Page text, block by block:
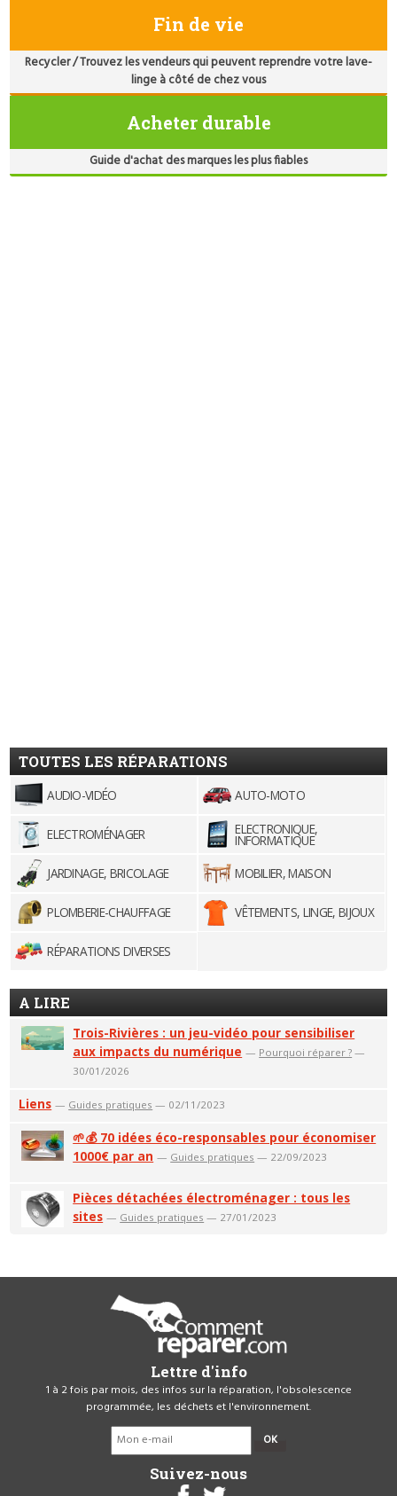
Fin de vie
Recycler / Trouvez les vendeurs qui peuvent reprendre votre lave-
linge à côté de chez vous
Acheter durable
Guide d'achat des marques les plus fiables
TOUTES LES RÉPARATIONS
AUDIO-VIDÉO AUTO-MOTO
ELECTROMÉNAGER ELECTRONIQUE,
INFORMATIQUE
JARDINAGE, BRICOLAGE
MOBILIER, MAISON
PLOMBERIE-CHAUFFAGE VÊTEMENTS, LINGE, BIJOUX
RÉPARATIONS DIVERSES
A LIRE
Trois-Rivières : un jeu-vidéo pour sensibiliser
aux impacts du numérique — Pourquoi réparer ? —
30/01/2026
Liens — Guides pratiques — 02/11/2023
🌱💰 70 idées éco-responsables pour économiser
1000€ par an — Guides pratiques — 22/09/2023
Pièces détachées électroménager : tous les
sites — Guides pratiques — 27/01/2023
Lettre d'info
1 à 2 fois par mois, des infos sur la réparation, l'obsolescence
programmée, les déchets et l'environnement.
OK
Suivez-nous